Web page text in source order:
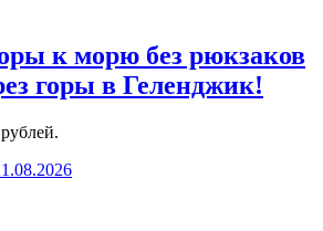
к морю без рюкзаков
горы в Геленджик!